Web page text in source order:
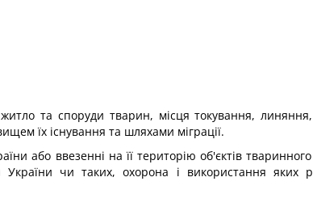
та споруди тварин, місця токування, линяння,
їх існування та шляхами міграції.
або ввезенні на її територію об'єктів
чи таких, охорона і використання яких